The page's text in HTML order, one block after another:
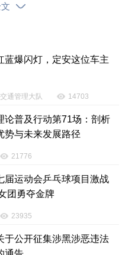
井然。旁听人员全程观
庭辩论、最后陈述等庭
庭，案件将择期宣判。
庭、个人带来的巨大危
蓝爆闪灯，定安这位车主
通管理大队 14703
论普及行动第71场：剖析
势与未来发展路径
21776
届运动会乒乓球项目激战
团勇夺金牌
23935
于公开征集涉黑涉恶违法